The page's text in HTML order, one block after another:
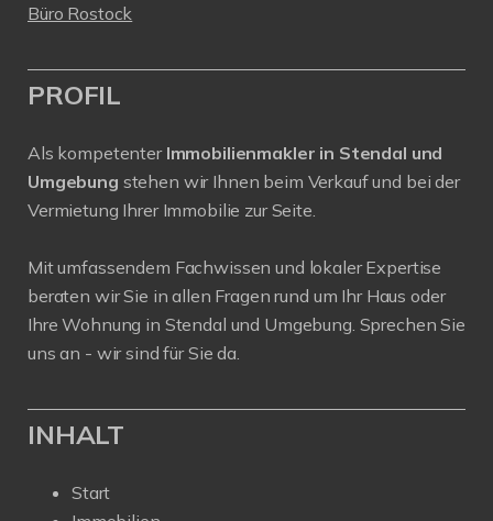
Büro Rostock
PROFIL
Als kompetenter Immobilienmakler in Stendal und
Umgebung stehen wir Ihnen beim Verkauf und bei der
Vermietung Ihrer Immobilie zur Seite.
Mit umfassendem Fachwissen und lokaler Expertise
beraten wir Sie in allen Fragen rund um Ihr Haus oder
Ihre Wohnung in Stendal und Umgebung. Sprechen Sie
uns an - wir sind für Sie da.
INHALT
Start